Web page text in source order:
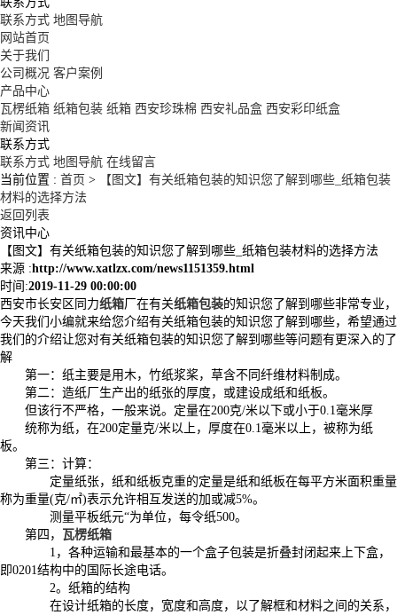
联系方式 地图导航
网站首页
关于我们
公司概况 客户案例
产品中心
瓦楞纸箱 纸箱包装 纸箱 西安珍珠棉 西安礼品盒 西安彩印纸盒
新闻资讯
联系方式
联系方式 地图导航 在线留言
当前位置 : 首页 >
【图文】有关纸箱包装的知识您了解到哪些_纸箱包装
材料的选择方法
返回列表
资讯中心
【图文】有关纸箱包装的知识您了解到哪些_纸箱包装材料的选择方法
来源 :http://www.xatlzx.com/news1151359.html
时间:2019-11-29 00:00:00
西安市长安区同力纸箱厂在有关纸箱包装的知识您了解到哪些非常专业，
今天我们小编就来给您介绍有关纸箱包装的知识您了解到哪些，希望通过
我们的介绍让您对有关纸箱包装的知识您了解到哪些等问题有更深入的了
解
第一：纸主要是用木，竹纸浆桨，草含不同纤维材料制成。
第二：造纸厂生产出的纸张的厚度，或建设成纸和纸板。
但该行不严格，一般来说。定量在200克/米以下或小于0.1毫米厚
统称为纸，在200定量克/米以上，厚度在0.1毫米以上，被称为纸
板。
第三：计算：
定量纸张，纸和纸板克重的定量是纸和纸板在每平方米面积重量
称为重量(克/㎡)表示允许相互发送的加或减5%。
测量平板纸元“为单位，每令纸500。
第四， 瓦楞纸箱
1，各种运输和最基本的一个盒子包装是折叠封闭起来上下盒，
即0201结构中的国际长途电话。
2。纸箱的结构
在设计纸箱的长度，宽度和高度，以了解框和材料之间的关系，